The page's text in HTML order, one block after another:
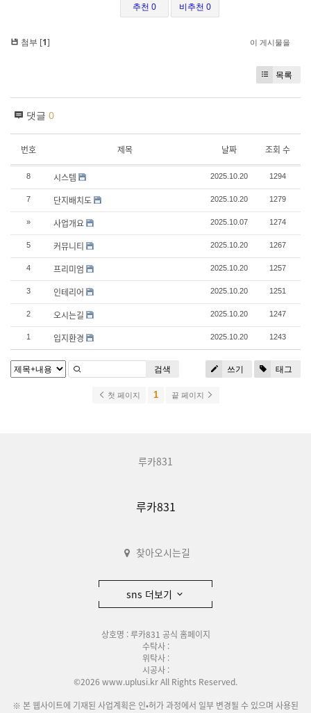
추천 0 비추천 0
첨부 [1] 이 게시물을
목록
댓글 0
번호 제목 날짜 조회 수
8 시스템 2025.10.20 1294
7 단지배치도 2025.10.20 1279
» 사업개요 2025.10.07 1274
5 커뮤니티 2025.10.20 1267
4 프리미엄 2025.10.20 1257
3 인테리어 2025.10.20 1251
2 오시는길 2025.10.20 1247
1 입지환경 2025.10.20 1243
쓰기 태그
검색
첫 페이지 1 끝 페이지
루카831
루카831
찾아오시는길
sns 더보기
상호명 : 루카831 공식 홈페이지
수탁사 :
위탁사 :
시공사 :
©2026 www.uplusi.kr All Rights Reserved.
※ 본 웹사이트에 기재된 사업계획은 인•허가 과정에서 일부 변경될 수 있으며 사용된